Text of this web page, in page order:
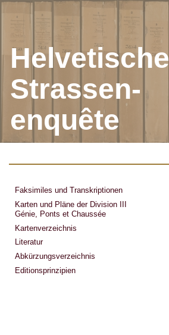
Helvetische
Strassen-
enquête
Faksimiles und Transkriptionen
Karten und Pläne der Division III
Génie, Ponts et Chaussée
Kartenverzeichnis
Literatur
Abkürzungsverzeichnis
Editionsprinzipien